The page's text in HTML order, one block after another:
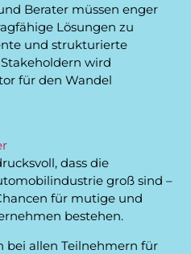
Berater müssen enger
Lösungen zu
und strukturierte
wird
für den Wandel
dass die
groß sind –
für mutige und
bestehen.
bei allen Teilnehmern für